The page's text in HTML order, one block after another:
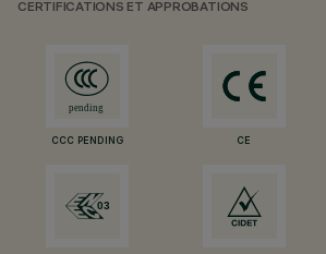
CERTIFICATIONS ET APPROBATIONS
CCC PENDING CE